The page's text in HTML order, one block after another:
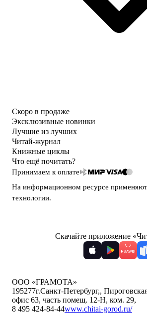
Скоро в продаже
Эксклюзивные новинки
Лучшие из лучших
Читай-журнал
Книжные циклы
Что ещё почитать?
Принимаем к оплате
На информационном ресурсе
технологии.
Скачайте приложение
ООО «ГРАМОТА»
195277г.Санкт-Петербург,,
офис 63, часть помещ. 12-Н, ком. 29,
8 495 424-84-44www.chitai-gorod.ru/